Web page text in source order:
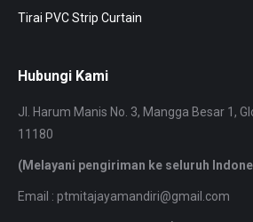
Tirai PVC Strip Curtain
Hubungi Kami
Jl. Harum Manis No. 3, Mangga Besar 1,
11180
(Melayani pengiriman ke seluruh
Email : ptmitajayamandiri@gmail.com